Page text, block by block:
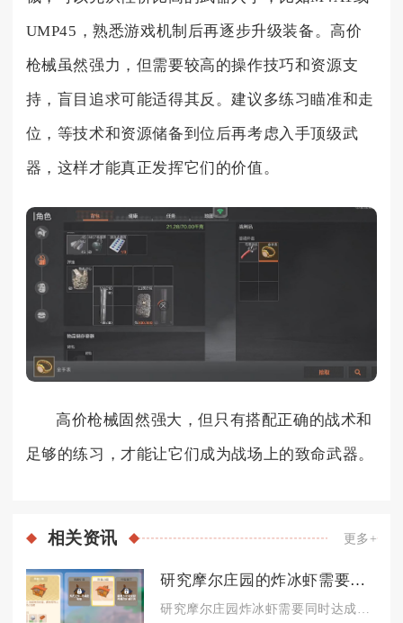
UMP45，熟悉游戏机制后再逐步升级装备。高价
枪械虽然强力，但需要较高的操作技巧和资源支
持，盲目追求可能适得其反。建议多练习瞄准和走
位，等技术和资源储备到位后再考虑入手顶级武
器，这样才能真正发挥它们的价值。
高价枪械固然强大，但只有搭配正确的战术和
足够的练习，才能让它们成为战场上的致命武器。
相关资讯 更多+
研究摩尔庄园的炸冰虾需要什么条件
研究摩尔庄园炸冰虾需要同时达成厨师SMC10级解锁权限、备齐...